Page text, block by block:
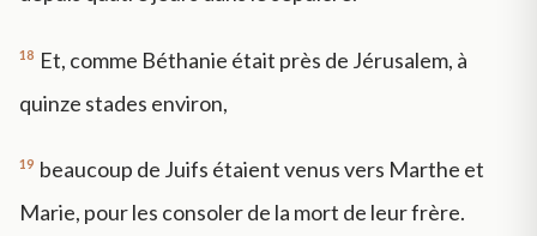
18 Et, comme Béthanie était près de Jérusalem, à
quinze stades environ,
19 beaucoup de Juifs étaient venus vers Marthe et
Marie, pour les consoler de la mort de leur frère.